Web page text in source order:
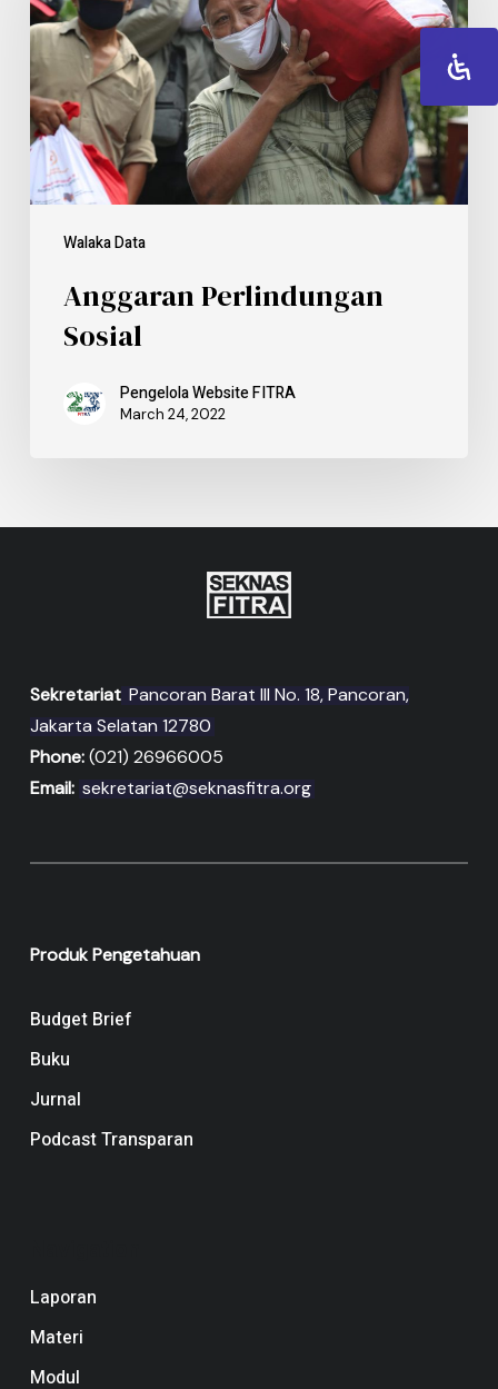
Walaka Data
Anggaran Perlindungan
Sosial
Pengelola Website FITRA
March 24, 2022
Sekretariat Pancoran Barat III No. 18, Pancoran,
Jakarta Selatan 12780
Phone:(021) 26966005
Email: sekretariat@seknasfitra.org
Produk Pengetahuan
Budget Brief
Buku
Jurnal
Podcast Transparan
Laporan
Materi
Modul